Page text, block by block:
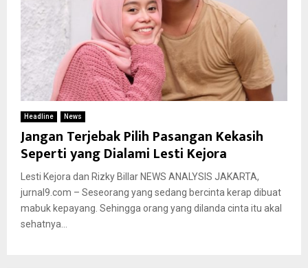
Headline News
Jangan Terjebak Pilih Pasangan Kekasih
Seperti yang Dialami Lesti Kejora
Lesti Kejora dan Rizky Billar NEWS ANALYSIS JAKARTA,
jurnal9.com – Seseorang yang sedang bercinta kerap dibuat
mabuk kepayang. Sehingga orang yang dilanda cinta itu akal
sehatnya...